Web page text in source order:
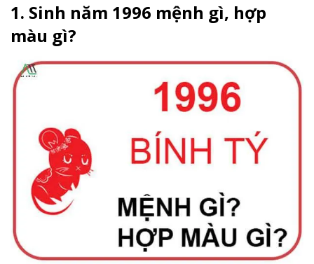
1. Sinh năm 1996 mệnh gì, hợp
màu gì?